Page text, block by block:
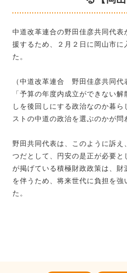
中道改革連合の野田佳彦共同代表
援するため、２月２日に岡山市に
た。
（中道改革連合 野田佳彦共同代
「予算の年度内成立ができない
しを後回しにする政治なのか暮
ストの中道の政治を選ぶのかが問
野田共同代表は、このように訴
つだとして、円安の是正が必要と
が掲げている積極財政政策は、財
を伴うため、将来世代に負担を強
た。